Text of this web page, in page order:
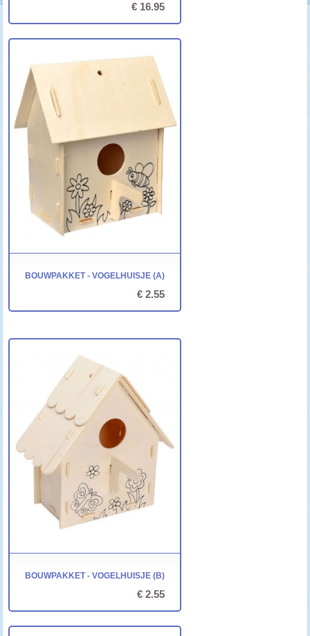
€ 16.95
BOUWPAKKET - VOGELHUISJE (A)
€ 2.55
BOUWPAKKET - VOGELHUISJE (B)
€ 2.55